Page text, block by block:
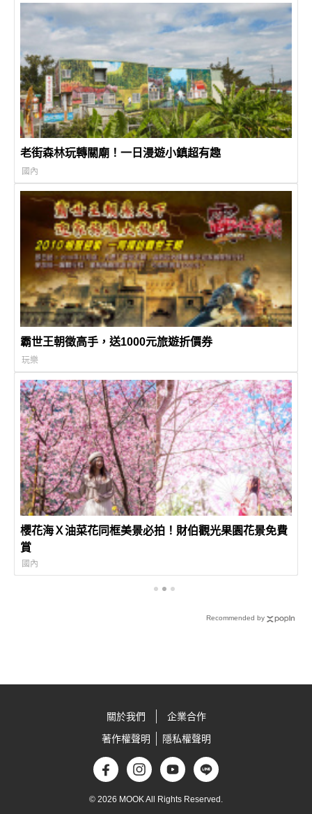
老街森林玩轉關廟！一日漫遊小鎮超有趣
國內
霸世王朝徵高手，送1000元旅遊折價券
玩樂
櫻花海Ｘ油菜花同框美景必拍！財伯觀光果園花景免費
賞
國內
Recommended by
關於我們
企業合作
著作權聲明
隱私權聲明
© 2026 MOOK All Rights Reserved.